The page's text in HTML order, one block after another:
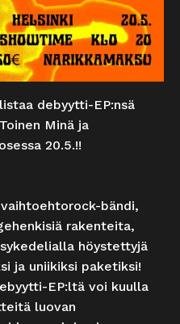
debyytti-EP:nsä
Minä ja
20.5.!!
vaihtoehtorock-bändi,
rakenteita,
höystettyjä
ja uniikiksi paketiksi!
EP:ltä voi kuulla
luovan